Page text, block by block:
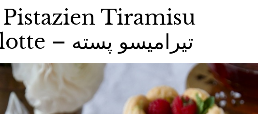
Tiramisu
Charlotte – تیرامیسو پسته